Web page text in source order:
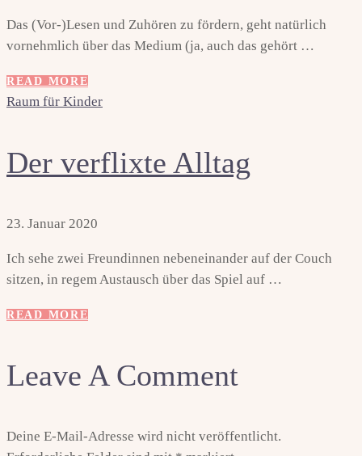
Das (Vor-)Lesen und Zuhören zu fördern, geht natürlich
vornehmlich über das Medium (ja, auch das gehört …
READ MORE
Raum für Kinder
Der verflixte Alltag
23. Januar 2020
Ich sehe zwei Freundinnen nebeneinander auf der Couch
sitzen, in regem Austausch über das Spiel auf …
READ MORE
Leave A Comment
Deine E-Mail-Adresse wird nicht veröffentlicht.